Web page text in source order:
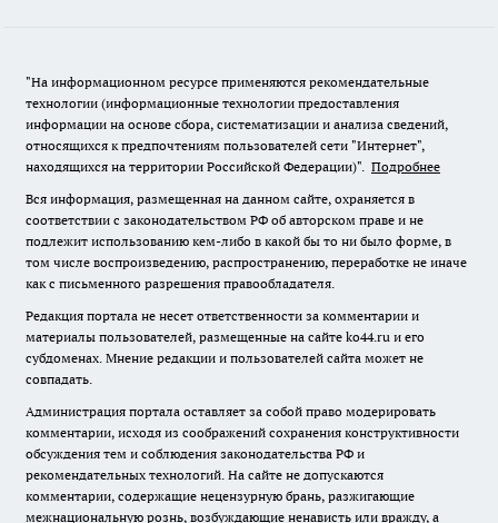
"На информационном ресурсе применяются рекомендательные
технологии (информационные технологии предоставления
информации на основе сбора, систематизации и анализа сведений,
относящихся к предпочтениям пользователей сети "Интернет",
находящихся на территории Российской Федерации)". Подробнее
Вся информация, размещенная на данном сайте, охраняется в
соответствии с законодательством РФ об авторском праве и не
подлежит использованию кем-либо в какой бы то ни было форме, в
том числе воспроизведению, распространению, переработке не иначе
как с письменного разрешения правообладателя.
Редакция портала не несет ответственности за комментарии и
материалы пользователей, размещенные на сайте ko44.ru и его
субдоменах. Мнение редакции и пользователей сайта может не
совпадать.
Администрация портала оставляет за собой право модерировать
комментарии, исходя из соображений сохранения конструктивности
обсуждения тем и соблюдения законодательства РФ и
рекомендательных технологий. На сайте не допускаются
комментарии, содержащие нецензурную брань, разжигающие
межнациональную рознь, возбуждающие ненависть или вражду, а